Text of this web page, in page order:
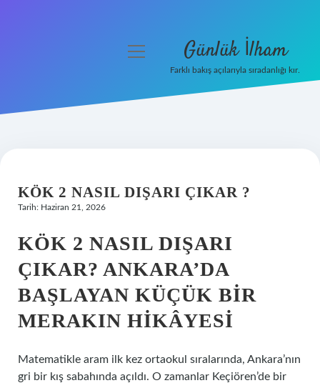
Hakkımızda
menüyü
Günlük İlham
Farklı bakış açılarıyla sıradanlığı kır.
KÖK 2 NASIL DIŞARI ÇIKAR ?
Tarih: Haziran 21, 2026
KÖK 2 NASIL DIŞARI
ÇIKAR? ANKARA’DA
BAŞLAYAN KÜÇÜK BIR
MERAKIN HIKÂYESI
Matematikle aram ilk kez ortaokul sıralarında, Ankara’nın
gri bir kış sabahında açıldı. O zamanlar Keçiören’de bir